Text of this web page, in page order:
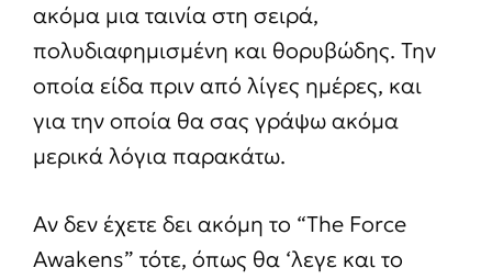
ακόμα μια ταινία στη σειρά,
πολυδιαφημισμένη και θορυβώδης. Την
οποία είδα πριν από λίγες ημέρες, και
για την οποία θα σας γράψω ακόμα
μερικά λόγια παρακάτω.
Αν δεν έχετε δει ακόμη το “The Force
Awakens” τότε, όπως θα ‘λεγε και το